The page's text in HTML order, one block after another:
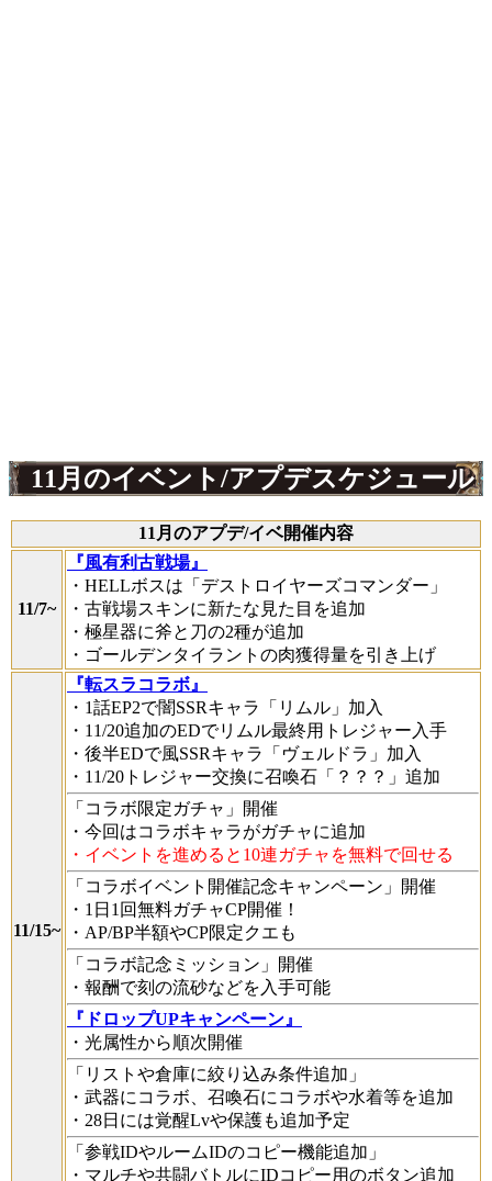
11月のイベント/アプデスケジュール
11月のアプデ/イベ開催内容
11/7~
『風有利古戦場』
・HELLボスは「デストロイヤーズコマンダー」
・古戦場スキンに新たな見た目を追加
・極星器に斧と刀の2種が追加
・ゴールデンタイラントの肉獲得量を引き上げ
11/15~
『転スラコラボ』
・1話EP2で闇SSRキャラ「リムル」加入
・11/20追加のEDでリムル最終用トレジャー入手
・後半EDで風SSRキャラ「ヴェルドラ」加入
・11/20トレジャー交換に召喚石「？？？」追加
「コラボ限定ガチャ」開催
・今回はコラボキャラがガチャに追加
・イベントを進めると10連ガチャを無料で回せる
「コラボイベント開催記念キャンペーン」開催
・1日1回無料ガチャCP開催！
・AP/BP半額やCP限定クエも
「コラボ記念ミッション」開催
・報酬で刻の流砂などを入手可能
『ドロップUPキャンペーン』
・光属性から順次開催
「リストや倉庫に絞り込み条件追加」
・武器にコラボ、召喚石にコラボや水着等を追加
・28日には覚醒Lvや保護も追加予定
「参戦IDやルームIDのコピー機能追加」
・マルチや共闘バトルにIDコピー用のボタン追加